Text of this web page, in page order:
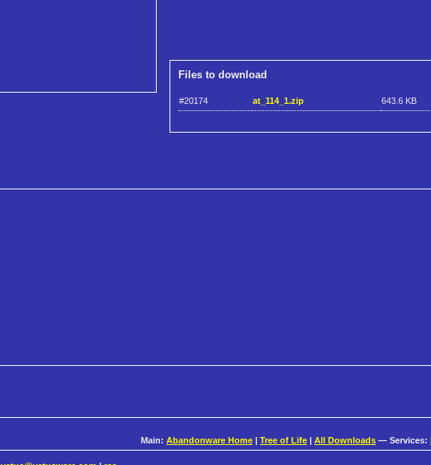
Files to download
#20174 at_114_1.zip 643.6 KB
Main: Abandonware Home Tree of Life All Downloads — Services: